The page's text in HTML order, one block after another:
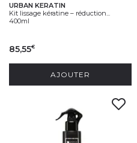
URBAN KERATIN
Kit lissage kératine – réduction...
400ml
85,55€
AJOUTER